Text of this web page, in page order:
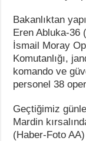
Joss Whedon
Protestoların
Sabahattin
Tuncay Azaphan
Maria
Bakanlıktan
Eren Abluka-36
İsmail Moray
Komutanlığı,
komando ve
personel 38
Geçtiğimiz
Mardin
(Haber-Foto AA)